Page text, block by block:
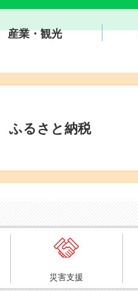
産業・観光
ふるさと納税
災害支援